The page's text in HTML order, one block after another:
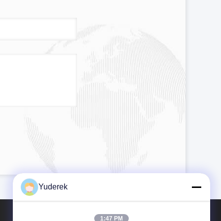
Yuderek
1:47 PM